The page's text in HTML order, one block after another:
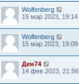
Wolfenberg
15 мар 2023, 19:14
Wolfenberg
15 мар 2023, 19:09
Ден74
14 фев 2023, 21:56